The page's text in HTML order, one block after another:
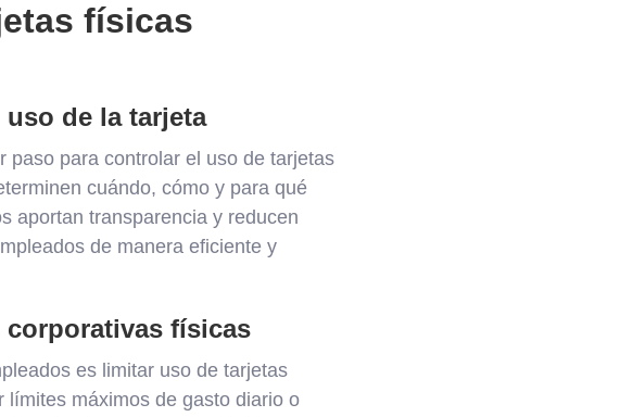
físicas
de la tarjeta
para controlar el uso de tarjetas
cuándo, cómo y para qué
aportan transparencia y reducen
de manera eficiente y
corporativas físicas
es limitar uso de tarjetas
máximos de gasto diario o